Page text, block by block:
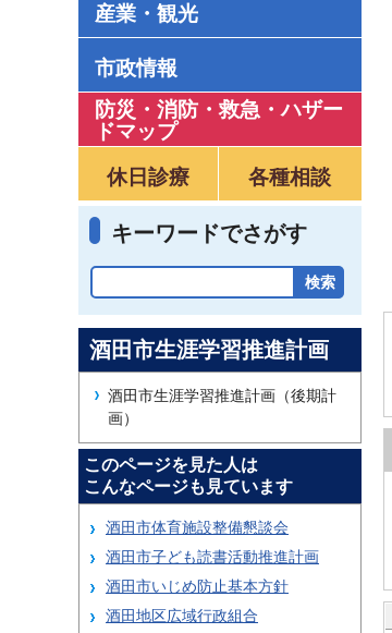
産業・観光
市政情報
防災・消防・救急 ・ハザー
ドマップ
休日診療
各種相談
キーワードでさがす
酒田市生涯学習推進計画
酒田市生涯学習推進計画（後期計
画）
このページを見た人は
こんなページも見ています
酒田市体育施設整備懇談会
酒田市子ども読書活動推進計画
酒田市いじめ防止基本方針
酒田地区広域行政組合